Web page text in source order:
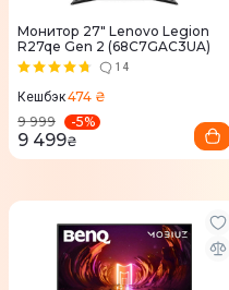
Монитор 27" Lenovo Legion
R27qe Gen 2 (68C7GAC3UA)
14
Кешбэк474 ₴
9 999
-5%
9 499₴